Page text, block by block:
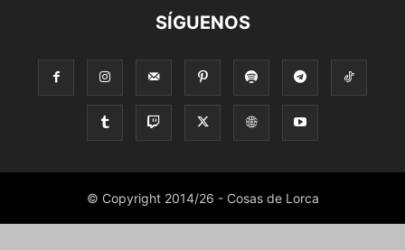
SÍGUENOS
© Copyright 2014/26 - Cosas de Lorca